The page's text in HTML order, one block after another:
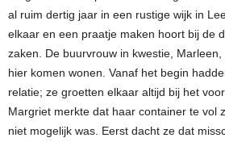
al ruim dertig jaar in een rustige wijk in
elkaar en een praatje maken hoort bij de
zaken. De buurvrouw in kwestie,
hier komen wonen. Vanaf het begin
relatie; ze groetten elkaar altijd bij het
Margriet merkte dat haar container te vol
niet mogelijk was. Eerst dacht ze dat